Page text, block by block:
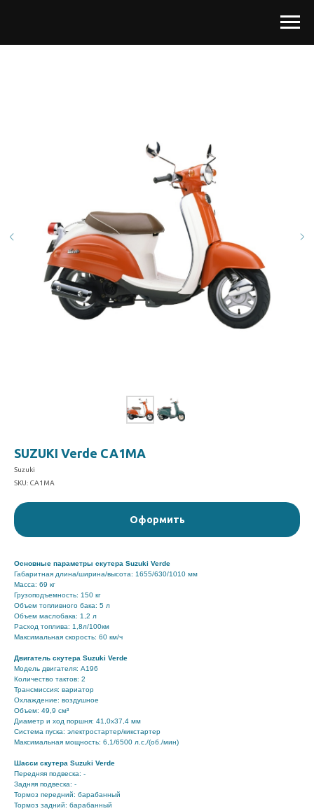
SUZUKI Verde CA1MA
Suzuki
SKU: CA1MA
Оформить
Основные параметры скутера Suzuki Verde
Габаритная длина/ширина/высота: 1655/630/1010 мм
Масса: 69 кг
Грузоподъемность: 150 кг
Объем топливного бака: 5 л
Объем маслобака: 1,2 л
Расход топлива: 1,8л/100км
Максимальная скорость: 60 км/ч
Двигатель скутера Suzuki Verde
Модель двигателя: А196
Количество тактов: 2
Трансмиссия: вариатор
Охлаждение: воздушное
Объем: 49,9 см³
Диаметр и ход поршня: 41,0х37,4 мм
Система пуска: электростартер/кикстартер
Максимальная мощность: 6,1/6500 л.с./(об./мин)
Шасси скутера Suzuki Verde
Передняя подвеска: -
Задняя подвеска: -
Тормоз передний: барабанный
Тормоз задний: барабанный